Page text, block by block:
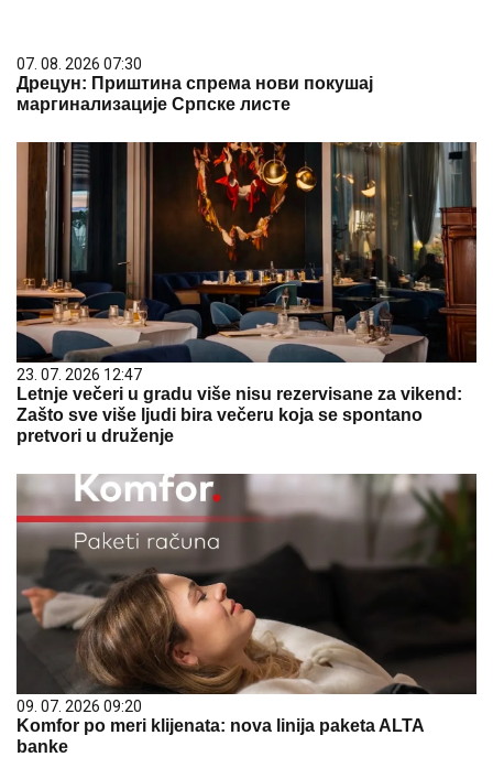
07. 08. 2026 07:30
Дрецун: Приштина спрема нови покушај
маргинализације Српске листе
23. 07. 2026 12:47
Letnje večeri u gradu više nisu rezervisane za vikend:
Zašto sve više ljudi bira večeru koja se spontano
pretvori u druženje
09. 07. 2026 09:20
Komfor po meri klijenata: nova linija paketa ALTA
banke